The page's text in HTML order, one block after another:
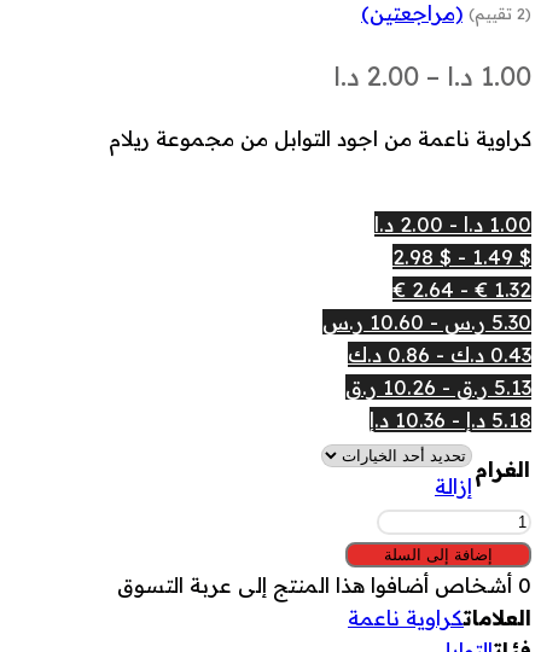
(2 تقييم) (مراجعتين)
1.00 د.ا –
2.00 د.ا
من
كراوية ناعمة من اجود التوابل من مجموعة ريلام
1.00 د.ا - 2.00 د.ا
$ 1.49 - $ 2.98
1.32 € - 2.64 €
5.30 ر.س - 10.60 ر.س
0.43 د.ك - 0.86 د.ك
5.13 ر.ق - 10.26 ر.ق
5.18 د.إ - 10.36 د.إ
الغرام
إزالة
كمية
كراوية
ناعمة
إضافة إلى السلة
0 أشخاص أضافوا هذا المنتج إلى عربة التسوق
العلاماتكراوية ناعمة